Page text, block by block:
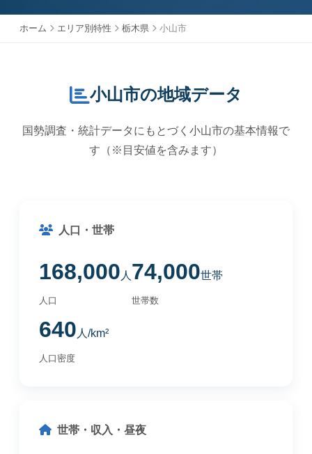
ホーム エリア別特性 栃木県 小山市
小山市の地域データ
国勢調査・統計データにもとづく小山市の基本情報で
す（※目安値を含みます）
人口・世帯
168,000 人
人口
74,000世帯
世帯数
640 人/km²
人口密度
世帯・収入・昼夜